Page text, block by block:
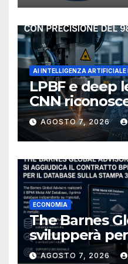
AI INTELLIGENZA ARTIFICIALE
LPBF e deep
CNN
del bagno di
AGOSTO 7, 2026
ECONOMIA
The Barnes
svilupperà
database per
AGOSTO 7, 2026